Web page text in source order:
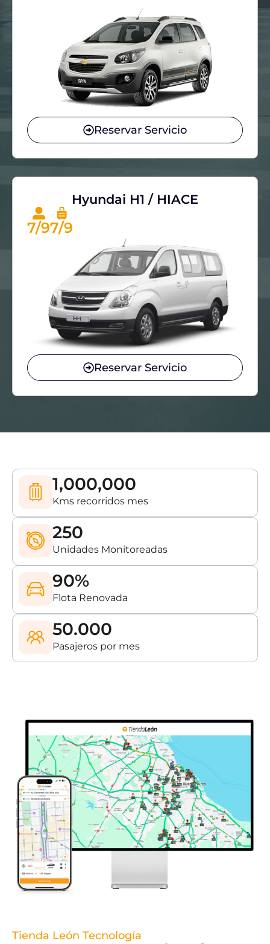
Reservar Servicio
Hyundai H1 / HIACE
7/97/9
Reservar Servicio
Kms recorridos mes
1,000,000
Unidades Monitoreadas
250
Flota Renovada
90%
Pasajeros por mes
50.000
Tienda León Tecnología